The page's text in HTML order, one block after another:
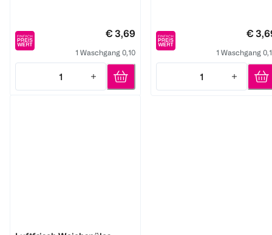
€ 3,69
1 Waschgang 0,10
1
Quantity: 1
€
1 Waschgang
1
Quantity: 1